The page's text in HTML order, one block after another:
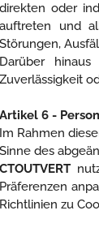
direkten oder
auftreten und
Störungen,
Darüber hinaus
Zuverlässigkeit
Artikel 6 -
Im Rahmen
Sinne des
CTOUTVERT
Präferenzen
Richtlinien zu